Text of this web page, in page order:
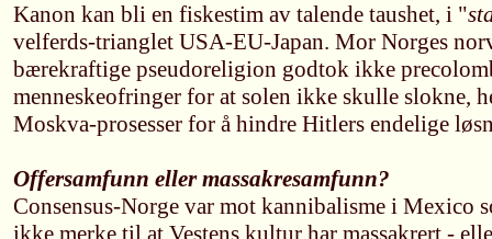
Kanon kan bli en fiskestim av talende taushet, i "
velferds-trianglet USA-EU-Japan. Mor Norges
bærekraftige pseudoreligion godtok ikke
menneskeofringer for at solen ikke skulle slokne,
Moskva-prosesser for å hindre Hitlers endelige
Offersamfunn eller massakresamfunn?
Consensus-Norge var mot kannibalisme i Mexico
ikke merke til at Vestens kultur har massakrert -